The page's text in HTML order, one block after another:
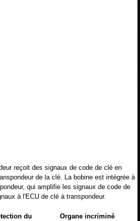
reçoit des signaux de code de clé en
de la clé. La bobine est intégrée à
qui amplifie les signaux de code de
à l'ECU de clé à transpondeur.
du
Organe incriminé